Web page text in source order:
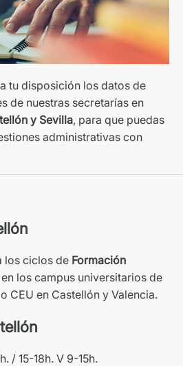
tu disposición los datos de
de nuestras secretarías en
y Sevilla, para que puedas
administrativas con
los ciclos de Formación
los campus universitarios de
CEU en Castellón y Valencia.
/ 15-18h. V 9-15h.